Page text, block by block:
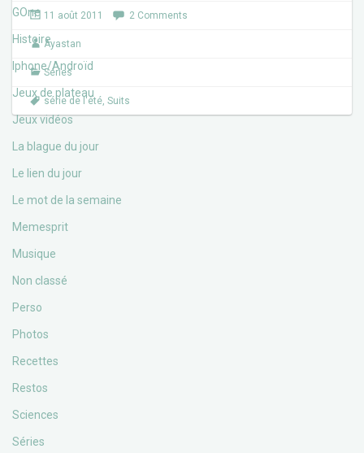
GOne
Histoire
Iphone/Androïd
Jeux de plateau
Jeux vidéos
La blague du jour
Le lien du jour
Le mot de la semaine
Memesprit
Musique
Non classé
Perso
Photos
Recettes
Restos
Sciences
Séries
e
b
o
o
k
t
r
11 août 2011 2 Comments
Ayastan
Séries
série de l'été, Suits